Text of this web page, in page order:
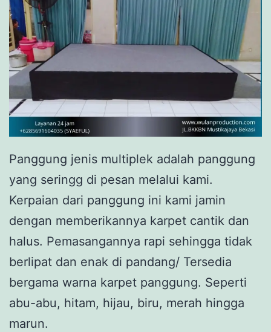
Panggung jenis multiplek adalah panggung
yang seringg di pesan melalui kami.
Kerpaian dari panggung ini kami jamin
dengan memberikannya karpet cantik dan
halus. Pemasangannya rapi sehingga tidak
berlipat dan enak di pandang/ Tersedia
bergama warna karpet panggung. Seperti
abu-abu, hitam, hijau, biru, merah hingga
marun.